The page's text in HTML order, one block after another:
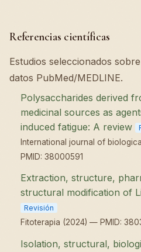
Referencias científicas
Estudios seleccionados
datos PubMed/MEDLINE.
Polysaccharides derived
medicinal sources as
induced fatigue: A review
International journal of
PMID: 38000591
Extraction, structure,
structural modification of
Revisión
Fitoterapia (2024) — PMID:
Isolation, structural,